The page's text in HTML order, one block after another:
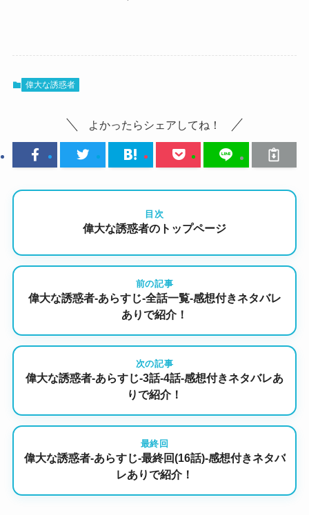
偉大な誘惑者
よかったらシェアしてね！
目次
偉大な誘惑者のトップページ
前の記事
偉大な誘惑者-あらすじ-全話一覧-感想付きネタバレ
ありで紹介！
次の記事
偉大な誘惑者-あらすじ-3話-4話-感想付きネタバレあ
りで紹介！
最終回
偉大な誘惑者-あらすじ-最終回(16話)-感想付きネタバ
レありで紹介！